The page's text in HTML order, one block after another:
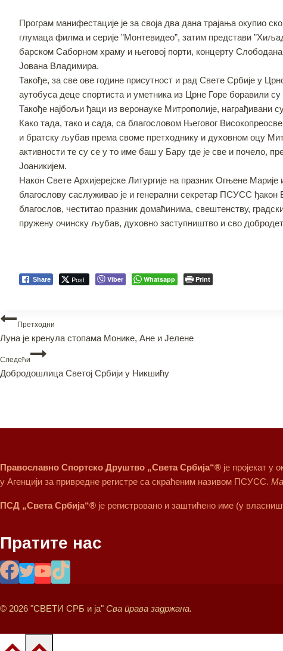
Програм манифестације је за своја два дана трајања окупио
глумаца филма и серије ”Монтевидео”, затим представи
барском Саборном храму и његовој порти, концерту
Јована Владимира.
Такође, за све ове године присутност и рaд Свете Србије у
аутобуса деце спортиста и уметника из Црне Горе боравили
Такође најбољи ђаци из веронауке Митрополије,
Како тада, тако и сада, са благословом Његовог
и братску љубав према своме претходнику и духовном оцу
активности те су се у то име баш у Бару где је све и почело,
Јоаникијем.
Након Свете Архијерејске Литургије на празник Огњене
благослову саслуживао је и генерални секретар ПСУСС
благослов, честитао празник домаћинима, свештенству,
пружену очинску љубав, духовно заступништво и сво
Share Post Viber Whatsapp Print
Претходни
Луна је кренула стопама Монике, Ане и Јелене
Следећи
Добродошлица Светој Србији у Никшићу
Православно Спортско Друштво „Света Србија“® је пројекат у
у Агенцији за привредне регистре са скраћеним називом ПСУСС.
ПСД „Света Србија“® је регистровано и заштићено име (у
Пратите нас
© 2026 "СВЕТИ СРБ и ја" Сва права задржана.